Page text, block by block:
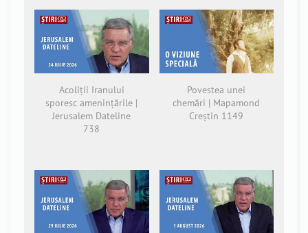
Acoliții Iranului
sporesc amenințările |
Jerusalem Dateline
738
Povestea unei
chemări | Mapamond
Creștin 1149